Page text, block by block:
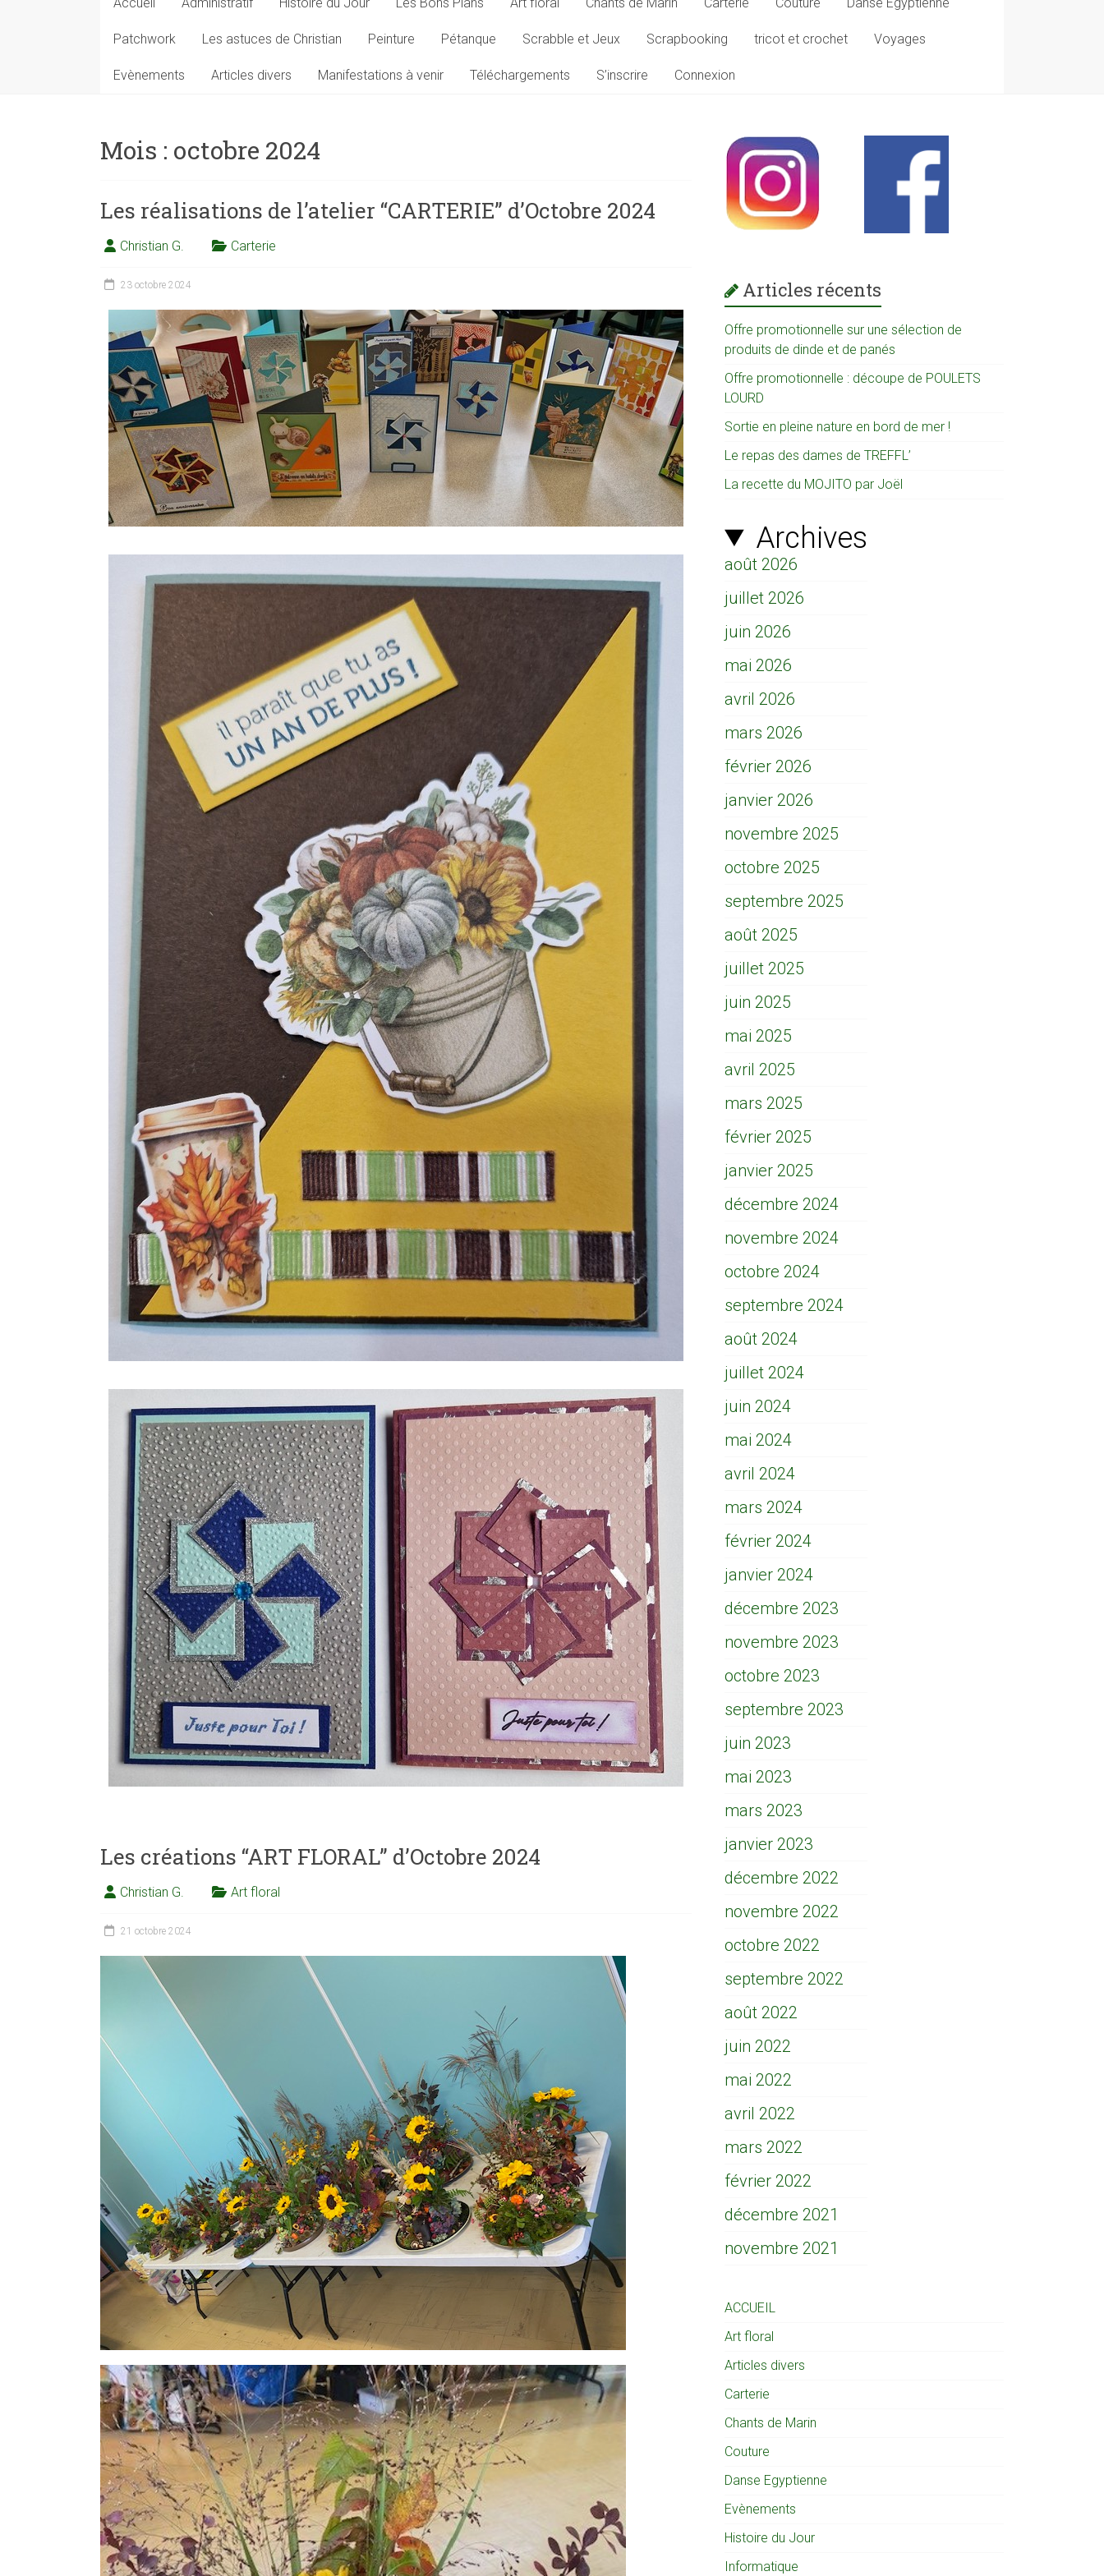
Patchwork Les astuces de Christian Peinture Pétanque Scrabble et Jeux Scrapbooking tricot et crochet Voyages
Evènements Articles divers Manifestations à venir Téléchargements S’inscrire Connexion
Mois : octobre 2024
Les réalisations de l’atelier “CARTERIE” d’Octobre 2024
Christian G. Carterie
23 octobre 2024
Les créations “ART FLORAL” d’Octobre 2024
Christian G. Art floral
21 octobre 2024
Articles récents
Offre promotionnelle sur une sélection de
produits de dinde et de panés
Offre promotionnelle : découpe de POULETS
LOURD
Sortie en pleine nature en bord de mer !
Le repas des dames de TREFFL’
La recette du MOJITO par Joël
Archives
août 2026
juillet 2026
juin 2026
mai 2026
avril 2026
mars 2026
février 2026
janvier 2026
novembre 2025
octobre 2025
septembre 2025
août 2025
juillet 2025
juin 2025
mai 2025
avril 2025
mars 2025
février 2025
janvier 2025
décembre 2024
novembre 2024
octobre 2024
septembre 2024
août 2024
juillet 2024
juin 2024
mai 2024
avril 2024
mars 2024
février 2024
janvier 2024
décembre 2023
novembre 2023
octobre 2023
septembre 2023
juin 2023
mai 2023
mars 2023
janvier 2023
décembre 2022
novembre 2022
octobre 2022
septembre 2022
août 2022
juin 2022
mai 2022
avril 2022
mars 2022
février 2022
décembre 2021
novembre 2021
ACCUEIL
Art floral
Articles divers
Carterie
Chants de Marin
Couture
Danse Egyptienne
Evènements
Histoire du Jour
Informatique